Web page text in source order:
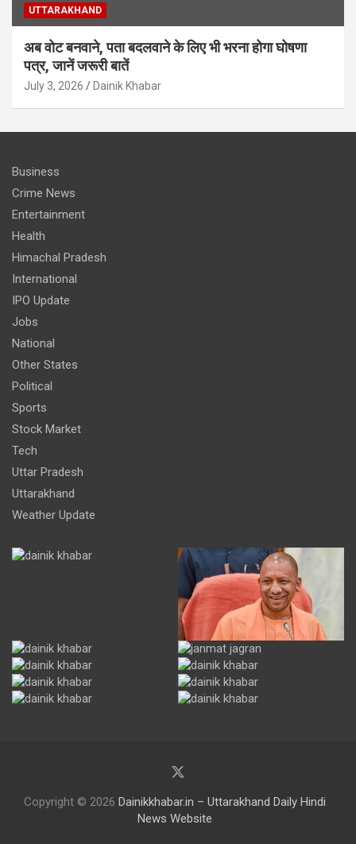
UTTARAKHAND
अब वोट बनवाने, पता बदलवाने के लिए भी भरना होगा घोषणा
पत्र, जानें जरूरी बातें
July 3, 2026 Dainik Khabar
Business
Crime News
Entertainment
Health
Himachal Pradesh
International
IPO Update
Jobs
National
Other States
Political
Sports
Stock Market
Tech
Uttar Pradesh
Uttarakhand
Weather Update
Copyright © 2026 Dainikkhabar.in – Uttarakhand Daily Hindi
News Website